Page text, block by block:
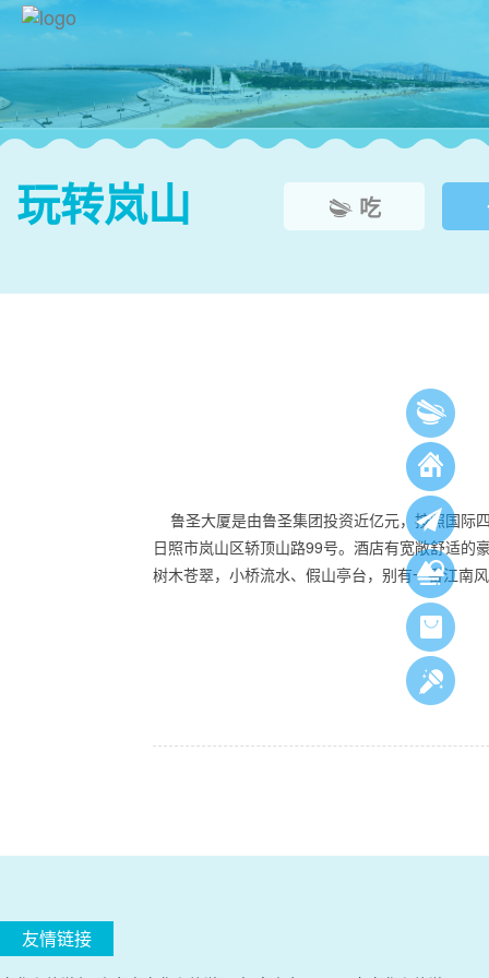
玩转岚山  吃
鲁圣大厦是由鲁圣集团投资近亿元，按照国际
日照市岚山区轿顶山路99号。酒店有宽敞舒适的
树木苍翠，小桥流水、假山亭台，别有一番江南
友情链接